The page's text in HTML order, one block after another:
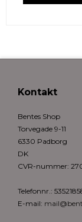
Kontakt
Bentes Shop
Torvegade 9-11
6330 Padborg
DK
CVR-nummer:
Telefonnr.:
E-mail: